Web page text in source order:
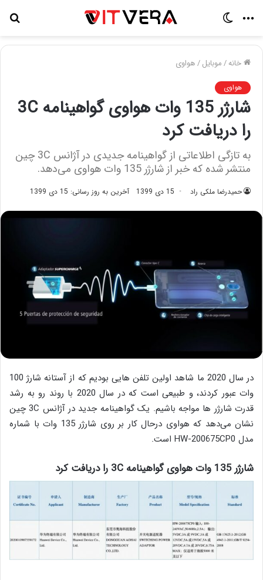
منو
خانه/موبایل/هواوی
هواوی
شارژر 135 وات هواوی گواهینامه 3C
را دریافت کرد
به تازگی اطلاعاتی از گواهینامه جدیدی در آژانس 3C چین
منتشر شده که خبر از شارژر 135 وات هواوی می‌دهد.
حمیدرضا ملکی راد 15 دی 1399 آخرین به روز رسانی: 15 دی 1399
در سال 2020 ما شاهد اولین تلفن هایی بودیم که از آستانه شارژ 100
وات عبور کردند، و طبیعی است که در سال 2020 با روند رو به رشد
قدرت شارژر ها مواجه باشیم. یک گواهینامه جدید در آژانس 3C چین
نشان می‌دهد که هواوی درحال کار بر روی شارژر 135 وات با شماره
مدل HW-200675CP0 است.
شارژر 135 وات هواوی گواهینامه 3C را دریافت کرد